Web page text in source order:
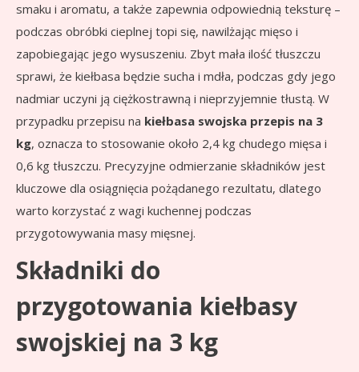
smaku i aromatu, a także zapewnia odpowiednią teksturę –
podczas obróbki cieplnej topi się, nawilżając mięso i
zapobiegając jego wysuszeniu. Zbyt mała ilość tłuszczu
sprawi, że kiełbasa będzie sucha i mdła, podczas gdy jego
nadmiar uczyni ją ciężkostrawną i nieprzyjemnie tłustą. W
przypadku przepisu na kiełbasa swojska przepis na 3
kg, oznacza to stosowanie około 2,4 kg chudego mięsa i
0,6 kg tłuszczu. Precyzyjne odmierzanie składników jest
kluczowe dla osiągnięcia pożądanego rezultatu, dlatego
warto korzystać z wagi kuchennej podczas
przygotowywania masy mięsnej.
Składniki do
przygotowania kiełbasy
swojskiej na 3 kg